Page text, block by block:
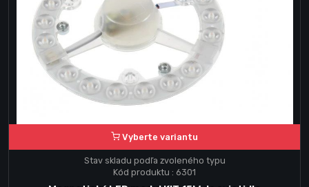
Vyberte variantu
Stav skladu podľa zvoleného typu
Kód produktu : 6301